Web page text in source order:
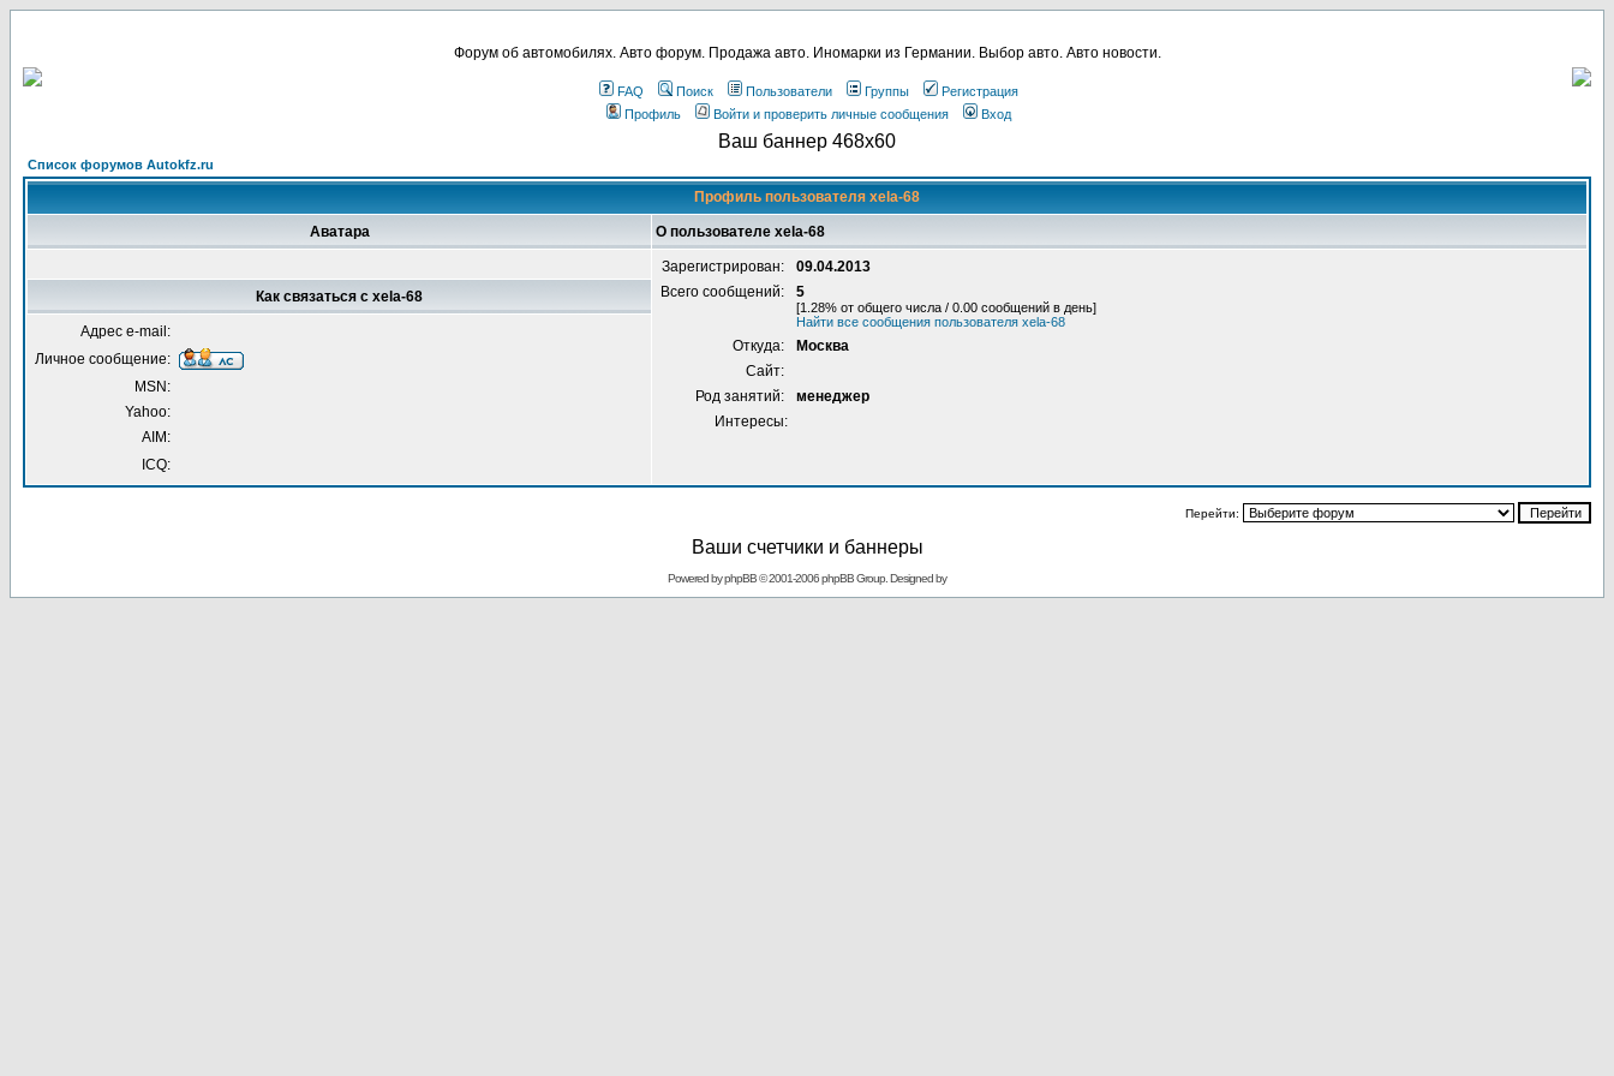
Форум об автомобилях. Авто форум. Продажа авто. Иномарки из Германии. Выбор авто. Авто новости.
FAQ Поиск Пользователи Группы
Регистрация
Профиль
Войти и проверить личные сообщения Вход
Ваш баннер 468x60
Список форумов Autokfz.ru
Профиль пользователя xela-68
Аватара О пользователе xela-68
Зарегистрирован:
09.04.2013
Всего сообщений:
5
[1.28% от общего числа / 0.00 сообщений в день]
Найти все сообщения пользователя xela-68
Откуда:
Москва
Сайт:
Род занятий:
менеджер
Интересы:
Как связаться с xela-68
Адрес e-mail:
Личное сообщение:
MSN:
Yahoo:
AIM:
ICQ:
Перейти:
Ваши счетчики и баннеры
Powered byphpBB© 2001-2006 phpBB Group. Designed by